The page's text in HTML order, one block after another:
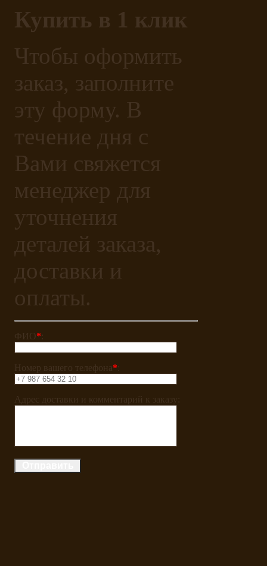
Купить в 1 клик
Чтобы оформить
заказ, заполните
эту форму. В
течение дня с
Вами свяжется
менеджер для
уточнения
деталей заказа,
доставки и
оплаты.
ФИО*
Номер вашего телефона*
Адрес доставки и комментарий к заказу: